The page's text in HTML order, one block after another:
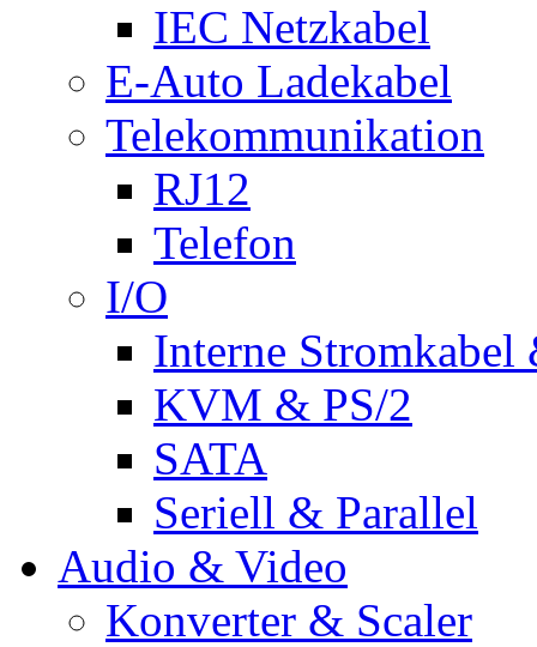
IEC Netzkabel
E-Auto Ladekabel
Telekommunikation
RJ12
Telefon
I/O
Interne Stromkabel
KVM & PS/2
SATA
Seriell & Parallel
Audio & Video
Konverter & Scaler